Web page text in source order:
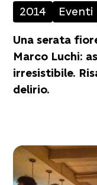
2014 Eventi
Una serata
Marco Luchi:
irresistibile.
delirio.